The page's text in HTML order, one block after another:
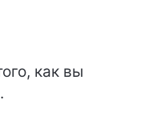
как вы